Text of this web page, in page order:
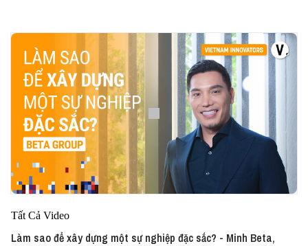
Tất Cả Video
Làm sao để xây dựng một sự nghiệp đặc sắc? - Minh Beta,